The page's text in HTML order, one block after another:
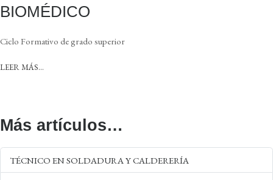
BIOMÉDICO
Ciclo Formativo de grado superior
LEER MÁS…
Más artículos…
TÉCNICO EN SOLDADURA Y CALDERERÍA